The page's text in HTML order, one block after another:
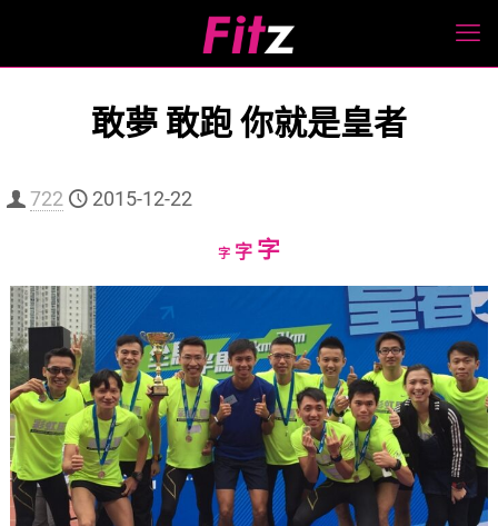
敢夢 敢跑 你就是皇者
722 2015-12-22
字Decrease
字Reset
字Increase